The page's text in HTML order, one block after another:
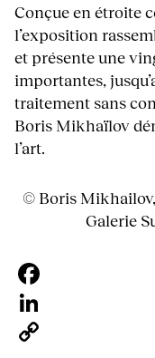
Conçue en étroite
l’exposition
et présente une
importantes,
traitement sans
Boris Mikhaïlov
l’art.
© Boris
Galerie
Facebook
LinkedIn